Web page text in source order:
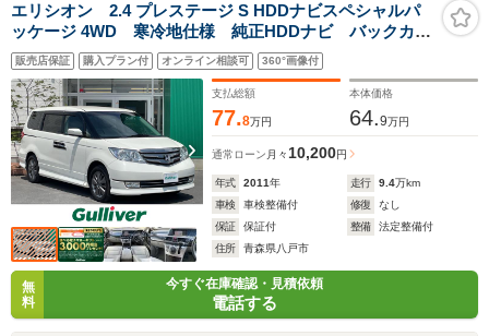
エリシオン 2.4 プレステージ S HDDナビスペシャルパ
ッケージ 4WD 寒冷地仕様 純正HDDナビ バックカメ
ラ 両側パワースライドドア 大型コンソール キャプ
テンシート7人乗 合皮コンビシート ビルトインETC
熱線入Fガラス HIDライト フォグ 純正17AW
販売店保証 購入プラン付 オンライン相談可 360°画像付
支払総額
77.8万円
本体価格
64.9万円
通常ローン 月々10,200円
年式 2011年 走行 9.4万km
車検
車検整備付 修復
なし
保証
保証付 整備
法定整備付
住所
青森県八戸市
無
料
今すぐ在庫確認・見積依頼
電話する